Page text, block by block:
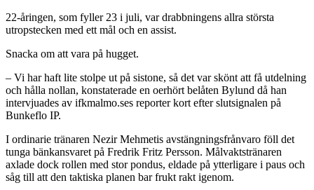
22-åringen, som fyller 23 i juli, var drabbningens allra största
utropstecken med ett mål och en assist.
Snacka om att vara på hugget.
– Vi har haft lite stolpe ut på sistone, så det var skönt att få utdelning
och hålla nollan, konstaterade en oerhört belåten Bylund då han
intervjuades av ifkmalmo.ses reporter kort efter slutsignalen på
Bunkeflo IP.
I ordinarie tränaren Nezir Mehmetis avstängningsfrånvaro föll det
tunga bänkansvaret på Fredrik Fritz Persson. Målvaktstränaren
axlade dock rollen med stor pondus, eldade på ytterligare i paus och
såg till att den taktiska planen bar frukt rakt igenom.